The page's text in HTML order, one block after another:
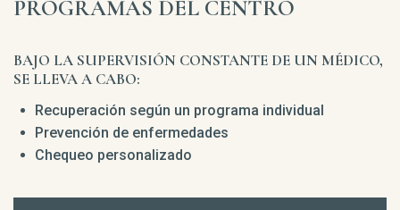
PROGRAMAS DEL CENTRO
BAJO LA SUPERVISIÓN CONSTANTE DE UN MÉDICO,
SE LLEVA A CABO:
Recuperación según un programa individual
Prevención de enfermedades
Chequeo personalizado